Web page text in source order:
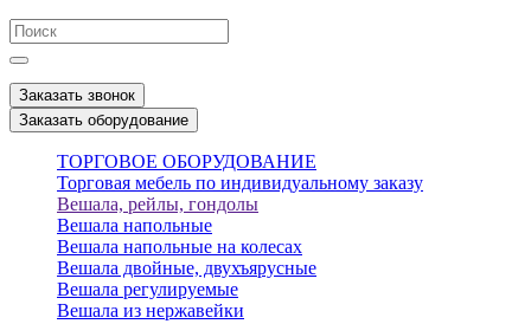
Заказать звонок
Заказать оборудование
ТОРГОВОЕ ОБОРУДОВАНИЕ
Торговая мебель по индивидуальному заказу
Вешала, рейлы, гондолы
Вешала напольные
Вешала напольные на колесах
Вешала двойные, двухъярусные
Вешала регулируемые
Вешала из нержавейки